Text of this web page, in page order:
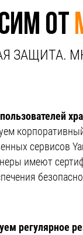
ОТ
ЗАЩИТА.
сервисов
имеют
регулярное